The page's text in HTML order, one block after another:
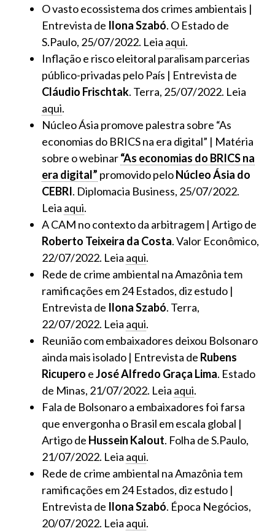
O vasto ecossistema dos crimes ambientais |
Entrevista de Ilona Szabó. O Estado de
S.Paulo, 25/07/2022. Leia aqui.
Inflação e risco eleitoral paralisam parcerias
público-privadas pelo País | Entrevista de
Cláudio Frischtak. Terra, 25/07/2022. Leia
aqui.
Núcleo Ásia promove palestra sobre “As
economias do BRICS na era digital” | Matéria
sobre o webinar“As economias do BRICS na
era digital” promovido peloNúcleo Ásia do
CEBRI. Diplomacia Business, 25/07/2022.
Leia aqui.
A CAM no contexto da arbitragem | Artigo de
Roberto Teixeira da Costa. Valor Econômico,
22/07/2022. Leia aqui.
Rede de crime ambiental na Amazônia tem
ramificações em 24 Estados, diz estudo |
Entrevista de Ilona Szabó. Terra,
22/07/2022. Leia aqui.
Reunião com embaixadores deixou Bolsonaro
ainda mais isolado | Entrevista de Rubens
Ricupero eJosé Alfredo Graça Lima. Estado
de Minas, 21/07/2022. Leia aqui.
Fala de Bolsonaro a embaixadores foi farsa
que envergonha o Brasil em escala global |
Artigo de Hussein Kalout. Folha de S.Paulo,
21/07/2022. Leia aqui.
Rede de crime ambiental na Amazônia tem
ramificações em 24 Estados, diz estudo |
Entrevista de Ilona Szabó. Época Negócios,
20/07/2022. Leia aqui.